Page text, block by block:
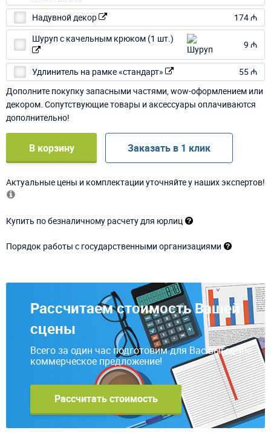
Надувной декор
174 ₼
Шуруп с качельным крюком (1 шт.)
9 ₼
Удлинитель на рамке «стандарт»
55 ₼
Дополните покупку запасными частями, wow-оформлением или
декором. Сопутствующие товары и аксессуары оплачиваются
дополнительно!
В корзину Заказать в 1 клик
Актуальные цены и комплектации уточняйте у наших экспертов!
Купить по безналичному расчету для юрлиц
Порядок работы с государственными организациями
Рассчитаем стоимость Вашей
сцены
Всего за один час подготовим для Вас выгодное
коммерческое предложение!
Рассчитать стоимость